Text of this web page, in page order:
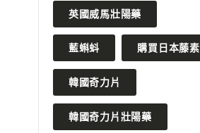
英國威馬壯陽藥
藍蝌蚪 購買日本藤素
韓國奇力片
韓國奇力片壯陽藥